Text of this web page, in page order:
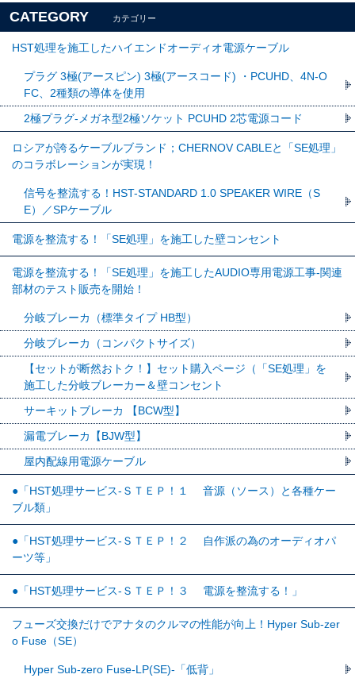
CATEGORY カテゴリー
HST処理を施工したハイエンドオーディオ電源ケーブル
プラグ 3極(アースピン) 3極(アースコード) ・PCUHD、4N-O
FC、2種類の導体を使用
2極プラグ-メガネ型2極ソケット PCUHD 2芯電源コード
ロシアが誇るケーブルブランド；CHERNOV CABLEと「SE処理」
のコラボレーションが実現！
信号を整流する！HST-STANDARD 1.0 SPEAKER WIRE（S
E）／SPケーブル
電源を整流する！「SE処理」を施工した壁コンセント
電源を整流する！「SE処理」を施工したAUDIO専用電源工事-関連
部材のテスト販売を開始！
分岐ブレーカ（標準タイプ HB型）
分岐ブレーカ（コンパクトサイズ）
【セットが断然おトク！】セット購入ページ（「SE処理」を
施工した分岐ブレーカー＆壁コンセント
サーキットブレーカ 【BCW型】
漏電ブレーカ【BJW型】
屋内配線用電源ケーブル
●「HST処理サービス-ＳＴＥＰ！１ 音源（ソース）と各種ケー
ブル類」
●「HST処理サービス-ＳＴＥＰ！２ 自作派の為のオーディオパ
ーツ等」
●「HST処理サービス-ＳＴＥＰ！３ 電源を整流する！」
フューズ交換だけでアナタのクルマの性能が向上！Hyper Sub-zer
o Fuse（SE）
Hyper Sub-zero Fuse-LP(SE)-「低背」